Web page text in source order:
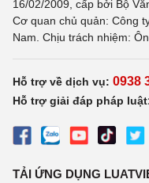
16/02/2009, cấp bởi Bộ
Cơ quan chủ quản: Công
Nam. Chịu trách nhiệm:
Hỗ trợ về dịch vụ: 0938
Hỗ trợ giải đáp pháp
TẢI ỨNG DỤNG